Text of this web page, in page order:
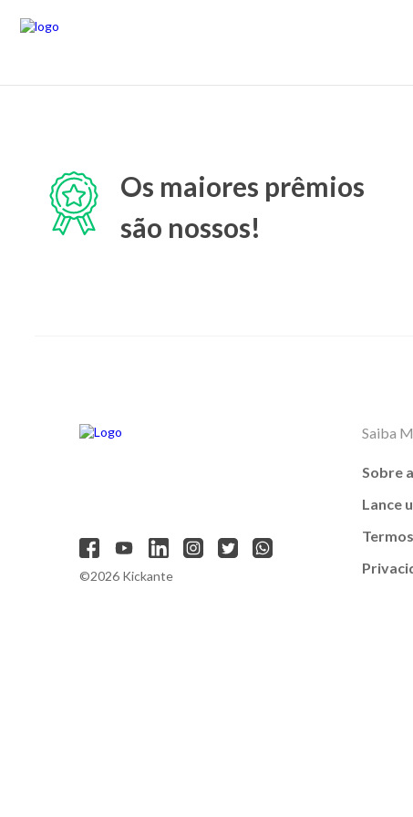
Os maiores prêmios
são nossos!
©2026 Kickante
Saiba
Sobre
Lance